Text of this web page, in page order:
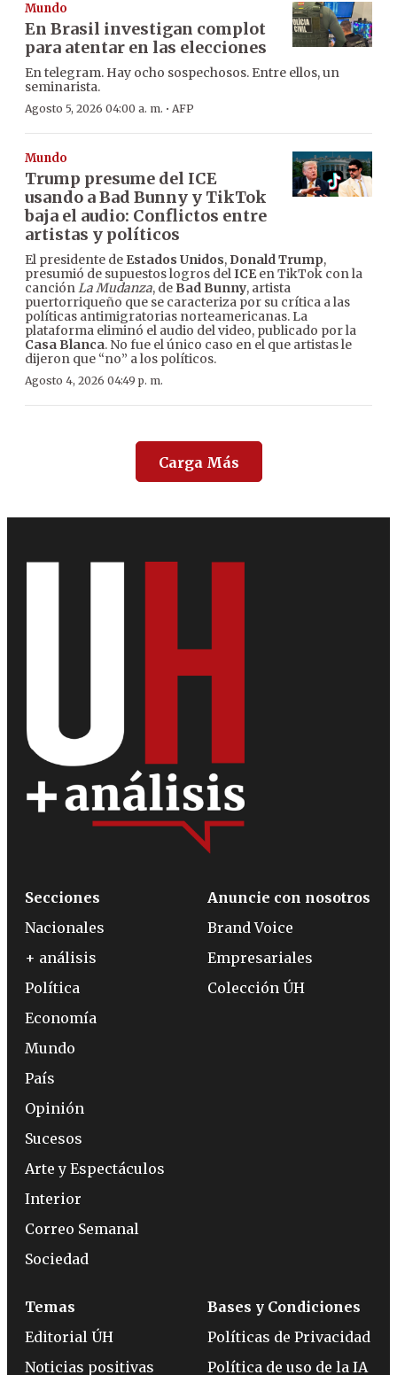
Mundo
En Brasil investigan complot
para atentar en las elecciones
En telegram. Hay ocho sospechosos. Entre ellos, un
seminarista.
Agosto 5, 2026 04:00 a. m. · AFP
Mundo
Trump presume del ICE
usando a Bad Bunny y TikTok
baja el audio: Conflictos entre
artistas y políticos
El presidente de Estados Unidos, Donald Trump,
presumió de supuestos logros delICE en TikTok con la
canciónLa Mudanza, de Bad Bunny, artista
puertorriqueño que se caracteriza por su crítica a las
políticas antimigratorias norteamericanas. La
plataforma eliminó el audio del video, publicado por la
Casa Blanca. No fue el único caso en el que artistas le
dijeron que “no” a los políticos.
Agosto 4, 2026 04:49 p. m.
Carga Más
Secciones
Nacionales
+ análisis
Política
Economía
Mundo
País
Opinión
Sucesos
Arte y Espectáculos
Interior
Correo Semanal
Sociedad
Anuncie con nosotros
Brand Voice
Empresariales
Colección ÚH
Temas
Editorial ÚH
Noticias positivas
Bases y Condiciones
Políticas de Privacidad
Política de uso de la IA